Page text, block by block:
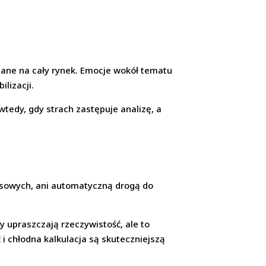
na cały rynek. Emocje wokół tematu
gdy strach zastępuje analizę, a
ani automatyczną drogą do
upraszczają rzeczywistość, ale to
chłodna kalkulacja są skuteczniejszą